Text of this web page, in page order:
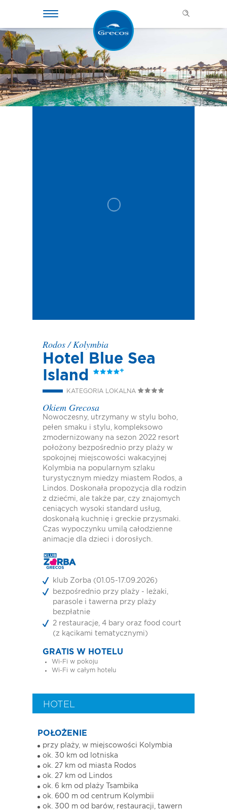
Rodos/Kolymbia
Hotel Blue Sea
Island
KATEGORIA LOKALNA
Okiem Grecosa
Nowoczesny, utrzymany w stylu boho,
pełen smaku i stylu, kompleksowo
zmodernizowany na sezon 2022 resort
położony bezpośrednio przy plaży w
spokojnej miejscowości wakacyjnej
Kolymbia na popularnym szlaku
turystycznym miedzy miastem Rodos, a
Lindos. Doskonała propozycja dla rodzin
z dziećmi, ale także par, czy znajomych
ceniących wysoki standard usług,
doskonałą kuchnię i greckie przysmaki.
Czas wypoczynku umilą całodzienne
animacje dla dzieci i dorosłych.
klub Zorba (01.05-17.09.2026)
bezpośrednio przy plaży - leżaki,
parasole i tawerna przy plaży
bezpłatnie
2 restauracje, 4 bary oraz food court
(z kącikami tematycznymi)
GRATIS W HOTELU
Wi-Fi w pokoju
Wi-Fi w całym hotelu
HOTEL
POŁOŻENIE
przy plaży, w miejscowości Kolymbia
ok. 30 km od lotniska
ok. 27 km od miasta Rodos
ok. 27 km od Lindos
ok. 6 km od plaży Tsambika
ok. 600 m od centrum Kolymbii
ok. 300 m od barów, restauracji, tawern